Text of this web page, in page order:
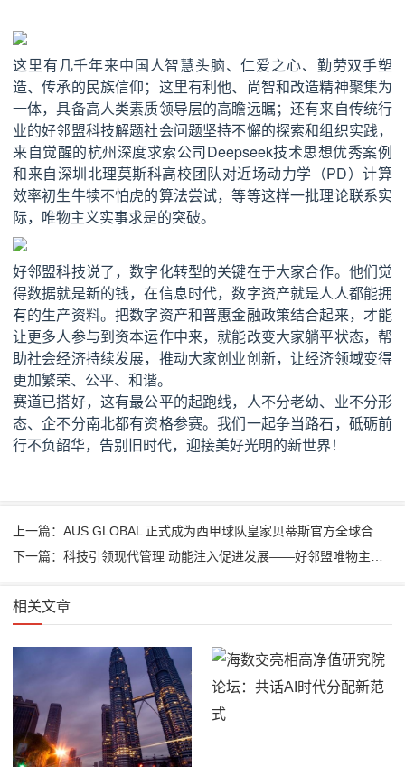
这里有几千年来中国人智慧头脑、仁爱之心、勤劳双手塑
造、传承的民族信仰；这里有利他、尚智和改造精神聚集为
一体，具备高人类素质领导层的高瞻远瞩；还有来自传统行
业的好邻盟科技解题社会问题坚持不懈的探索和组织实践，
来自觉醒的杭州深度求索公司Deepseek技术思想优秀案例
和来自深圳北理莫斯科高校团队对近场动力学（PD）计算
效率初生牛犊不怕虎的算法尝试，等等这样一批理论联系实
际，唯物主义实事求是的突破。
好邻盟科技说了，数字化转型的关键在于大家合作。他们觉
得数据就是新的钱，在信息时代，数字资产就是人人都能拥
有的生产资料。把数字资产和普惠金融政策结合起来，才能
让更多人参与到资本运作中来，就能改变大家躺平状态，帮
助社会经济持续发展，推动大家创业创新，让经济领域变得
更加繁荣、公平、和谐。
赛道已搭好，这有最公平的起跑线，人不分老幼、业不分形
态、企不分南北都有资格参赛。我们一起争当路石，砥砺前
行不负韶华，告别旧时代，迎接美好光明的新世界！
相关文章